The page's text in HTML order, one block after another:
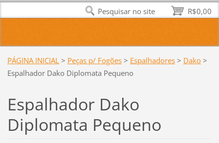
PÁGINA INICIAL > Peças p/ Fogões > Espalhadores > Dako >
Espalhador Dako Diplomata Pequeno
Espalhador Dako
Diplomata Pequeno
R$0,00
Pesquisar no site